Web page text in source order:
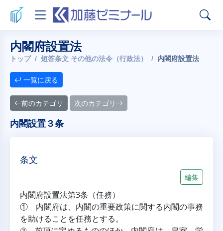
内閣府設置法
トップ 短答条文 その他の法令（行政法） 内閣府設置法
一覧に戻る
前のカテゴリ 次のカテゴリ
内閣設置３条
条文
編集
内閣府設置法第3条（任務）
① 内閣府は、内閣の重要政策に関する内閣の事務
を助けることを任務とする。